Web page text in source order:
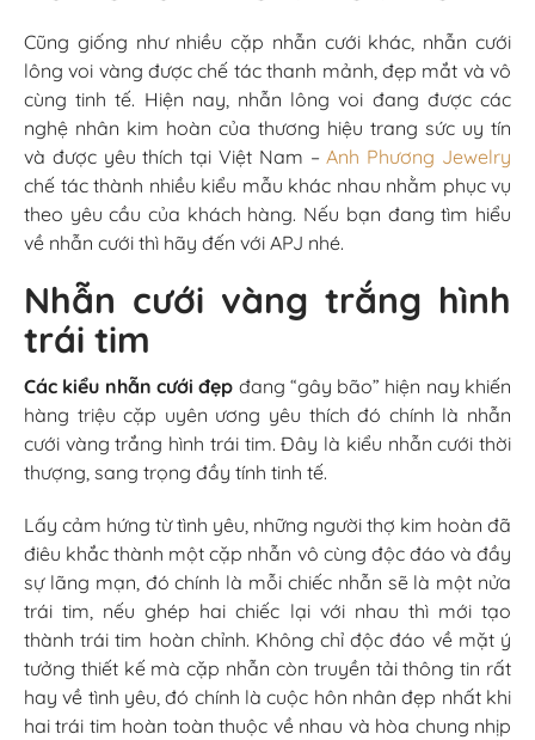
Cũng giống như nhiều cặp nhẫn cưới khác, nhẫn cưới
lông voi vàng được chế tác thanh mảnh, đẹp mắt và vô
cùng tinh tế. Hiện nay, nhẫn lông voi đang được các
nghệ nhân kim hoàn của thương hiệu trang sức uy tín
và được yêu thích tại Việt Nam –Anh Phương Jewelry
chế tác thành nhiều kiểu mẫu khác nhau nhằm phục vụ
theo yêu cầu của khách hàng. Nếu bạn đang tìm hiểu
về nhẫn cưới thì hãy đến với APJ nhé.
Nhẫn cưới vàng trắng hình
trái tim
Các kiểu nhẫn cưới đẹp đang “gây bão” hiện nay khiến
hàng triệu cặp uyên ương yêu thích đó chính là nhẫn
cưới vàng trắng hình trái tim. Đây là kiểu nhẫn cưới thời
thượng, sang trọng đầy tính tinh tế.
Lấy cảm hứng từ tình yêu, những người thợ kim hoàn đã
điêu khắc thành một cặp nhẫn vô cùng độc đáo và đầy
sự lãng mạn, đó chính là mỗi chiếc nhẫn sẽ là một nửa
trái tim, nếu ghép hai chiếc lại với nhau thì mới tạo
thành trái tim hoàn chỉnh. Không chỉ độc đáo về mặt ý
tưởng thiết kế mà cặp nhẫn còn truyền tải thông tin rất
hay về tình yêu, đó chính là cuộc hôn nhân đẹp nhất khi
hai trái tim hoàn toàn thuộc về nhau và hòa chung nhịp